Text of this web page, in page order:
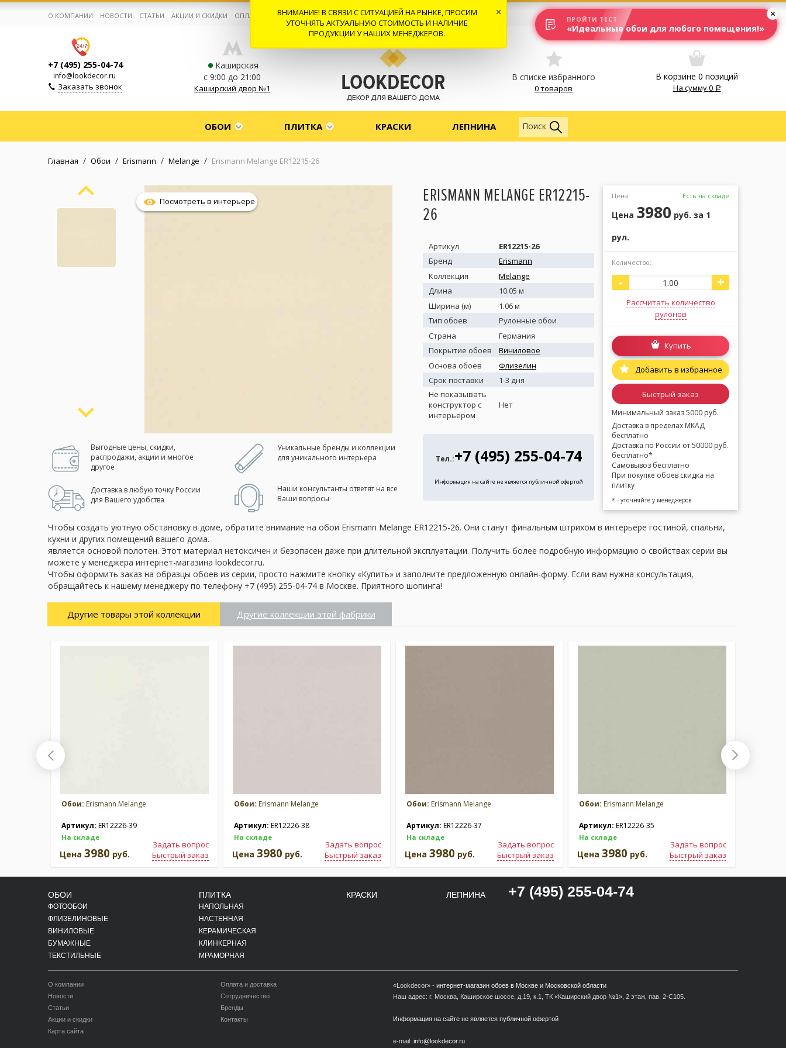
Корзина:0
Избранное:0 товаров
Каталог
О КОМПАНИИ НОВОСТИ СТАТЬИ АКЦИИ И СКИДКИ ОПЛАТА И ДОСТАВКА СОТРУДНИЧЕСТВО КОНТАКТЫ ОТЗЫВЫ
+7 (495) 255-04-74
info@lookdecor.ru
Заказать звонок
Каширская
с 9:00 до 21:00
Каширский двор №1
В списке избранного
0 товаров
В корзине 0 позиций
На сумму0
ОБОИ ПЛИТКА КРАСКИ ЛЕПНИНА Обои
Поиск
Главная / Обои / Erismann / Melange / Erismann Melange ER12215-26
Посмотреть в интерьере
Выгодные цены, скидки,
распродажи, акции и многое
другое
Уникальные бренды и коллекции
для уникального интерьера
Доставка в любую точку России
для Вашего удобства
Наши консультанты ответят на все
Ваши вопросы
ERISMANN MELANGE ER12215-
26
Артикул
ER12215-26
Бренд
Erismann
Коллекция
Melange
Длина
10.05 м
Ширина (м)
1.06 м
Тип обоев
Рулонные обои
Страна
Германия
Покрытие обоев
Виниловое
Основа обоев
Флизелин
Срок поставки
1-3 дня
Не показывать
конструктор с
интерьером
Нет
Тел.:+7 (495) 255-04-74
Информация на сайте не является публичной офертой
Цена Есть на складе
Цена 3980 руб. за 1
рул.
Количество:
- +
Рассчитать количество
рулонов
Купить
Добавить в избранное
Быстрый заказ
Минимальный заказ 5000 руб.
Доставка в пределах МКАД
бесплатно
Доставка по России от 50000 руб.
бесплатно*
Самовывоз бесплатно
При покупке обоев скидка на
плитку
* - уточняйте у менеджеров
Чтобы создать уютную обстановку в доме, обратите внимание на обои Erismann Melange ER12215-26. Они станут финальным штрихом в интерьере гостиной, спальни,
кухни и других помещений вашего дома.
является основой полотен. Этот материал нетоксичен и безопасен даже при длительной эксплуатации. Получить более подробную информацию о свойствах серии вы
можете у менеджера интернет-магазина lookdecor.ru.
Чтобы оформить заказ на образцы обоев из серии, просто нажмите кнопку «Купить» и заполните предложенную онлайн-форму. Если вам нужна консультация,
обращайтесь к нашему менеджеру по телефону +7 (495) 255-04-74 в Москве. Приятного шопинга!
Другие товары этой коллекции Другие коллекции этой фабрики
Обои: Erismann Melange
Артикул: ER12226-39
На складе
Задать вопрос
Быстрый заказ
Цена 3980 руб.
Обои: Erismann Melange
Артикул: ER12226-38
На складе
Задать вопрос
Быстрый заказ
Цена 3980 руб.
Обои: Erismann Melange
Артикул: ER12226-37
На складе
Задать вопрос
Быстрый заказ
Цена 3980 руб.
Обои: Erismann Melange
Артикул: ER12226-35
На складе
Задать вопрос
Быстрый заказ
Цена 3980 руб.
ОБОИ
ФОТООБОИ
ФЛИЗЕЛИНОВЫЕ
ВИНИЛОВЫЕ
БУМАЖНЫЕ
ТЕКСТИЛЬНЫЕ
ПЛИТКА
НАПОЛЬНАЯ
НАСТЕННАЯ
КЕРАМИЧЕСКАЯ
КЛИНКЕРНАЯ
МРАМОРНАЯ
КРАСКИ ЛЕПНИНА +7 (495) 255-04-74
О компании
Новости
Статьи
Акции и скидки
Карта сайта
Оплата и доставка
Сотрудничество
Бренды
Контакты
«Lookdecor» - интернет-магазин обоев в Москве и Московской области
Наш адрес: г. Москва, Каширское шоссе, д.19, к.1, ТК «Каширский двор №1», 2 этаж, пав. 2-С105.
Информация на сайте не является публичной офертой
e-mail: info@lookdecor.ru
ВНИМАНИЕ! В СВЯЗИ С СИТУАЦИЕЙ НА РЫНКЕ, ПРОСИМ
УТОЧНЯТЬ АКТУАЛЬНУЮ СТОИМОСТЬ И НАЛИЧИЕ
ПРОДУКЦИИ У НАШИХ МЕНЕДЖЕРОВ.
×
ПРОЙТИ ТЕСТ
«Идеальные обои для любого помещения!»